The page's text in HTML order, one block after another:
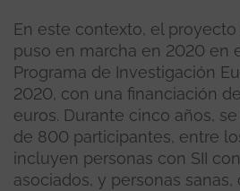
En este contexto, el proyecto
puso en marcha en 2020 en
Programa de Investigación
2020, con una financiación
euros. Durante cinco años,
de 800 participantes, entre
incluyen personas con SII
asociados, y personas sanas,